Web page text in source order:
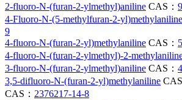
2-fluoro-N-(furan-2-ylmethyl)aniline CAS：
4-Fluoro-N-(5-methylfuran-2-yl)methylaniline
9
4-fluoro-N-(furan-2-yl)methylaniline CAS：
4-fluoro-N-(furan-2-ylmethyl)-2-
3-fluoro-N-(furan-2-ylmethyl)aniline CAS：
3,5-difluoro-N-(furan-2-yl)methylaniline CAS
CAS： 2376217-14-8